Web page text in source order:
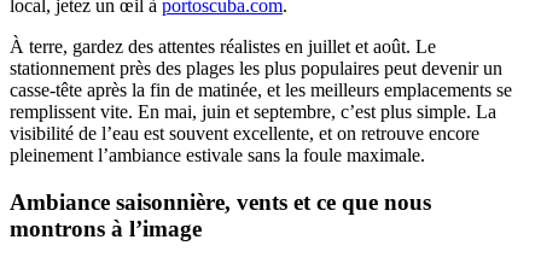
local, jetez un œil à portoscuba.com.
À terre, gardez des attentes réalistes en juillet et août. Le
stationnement près des plages les plus populaires peut devenir un
casse-tête après la fin de matinée, et les meilleurs emplacements se
remplissent vite. En mai, juin et septembre, c’est plus simple. La
visibilité de l’eau est souvent excellente, et on retrouve encore
pleinement l’ambiance estivale sans la foule maximale.
Ambiance saisonnière, vents et ce que nous
montrons à l’image